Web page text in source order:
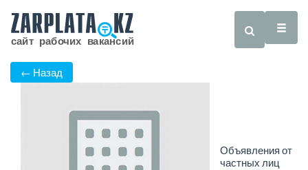
← Назад
Объявления от
частных лиц